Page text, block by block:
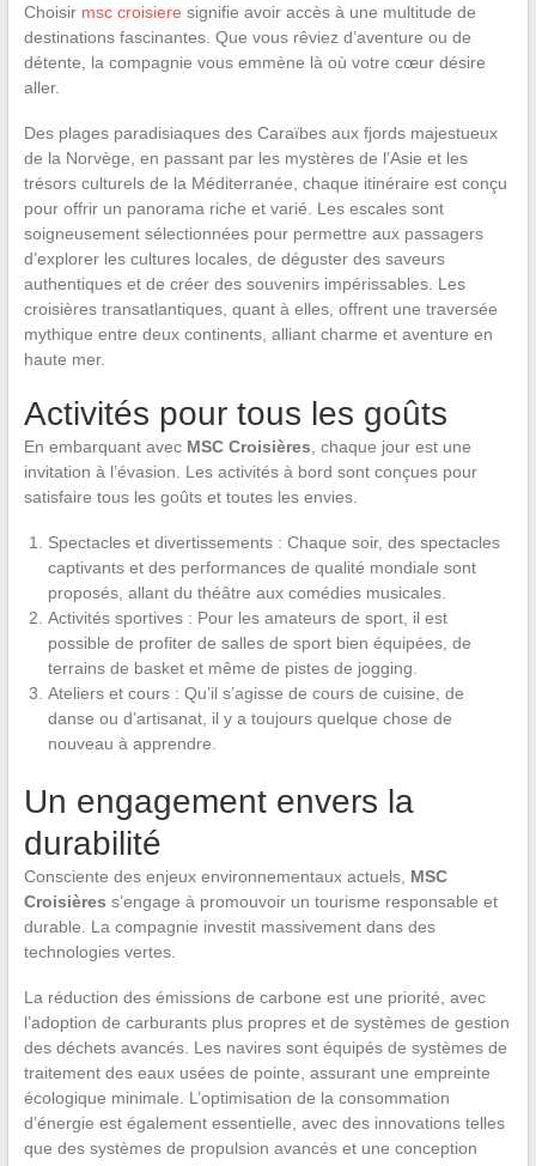
Choisir msc croisiere signifie avoir accès à une multitude de
destinations fascinantes. Que vous rêviez d’aventure ou de
détente, la compagnie vous emmène là où votre cœur désire
aller.
Des plages paradisiaques des Caraïbes aux fjords majestueux
de la Norvège, en passant par les mystères de l’Asie et les
trésors culturels de la Méditerranée, chaque itinéraire est conçu
pour offrir un panorama riche et varié. Les escales sont
soigneusement sélectionnées pour permettre aux passagers
d’explorer les cultures locales, de déguster des saveurs
authentiques et de créer des souvenirs impérissables. Les
croisières transatlantiques, quant à elles, offrent une traversée
mythique entre deux continents, alliant charme et aventure en
haute mer.
Activités pour tous les goûts
En embarquant avec MSC Croisières , chaque jour est une
invitation à l’évasion. Les activités à bord sont conçues pour
satisfaire tous les goûts et toutes les envies.
Spectacles et divertissements : Chaque soir, des spectacles
captivants et des performances de qualité mondiale sont
proposés, allant du théâtre aux comédies musicales.
Activités sportives : Pour les amateurs de sport, il est
possible de profiter de salles de sport bien équipées, de
terrains de basket et même de pistes de jogging.
Ateliers et cours : Qu’il s’agisse de cours de cuisine, de
danse ou d’artisanat, il y a toujours quelque chose de
nouveau à apprendre.
Un engagement envers la
durabilité
Consciente des enjeux environnementaux actuels, MSC
Croisières s’engage à promouvoir un tourisme responsable et
durable. La compagnie investit massivement dans des
technologies vertes.
La réduction des émissions de carbone est une priorité, avec
l’adoption de carburants plus propres et de systèmes de gestion
des déchets avancés. Les navires sont équipés de systèmes de
traitement des eaux usées de pointe, assurant une empreinte
écologique minimale. L’optimisation de la consommation
d’énergie est également essentielle, avec des innovations telles
que des systèmes de propulsion avancés et une conception